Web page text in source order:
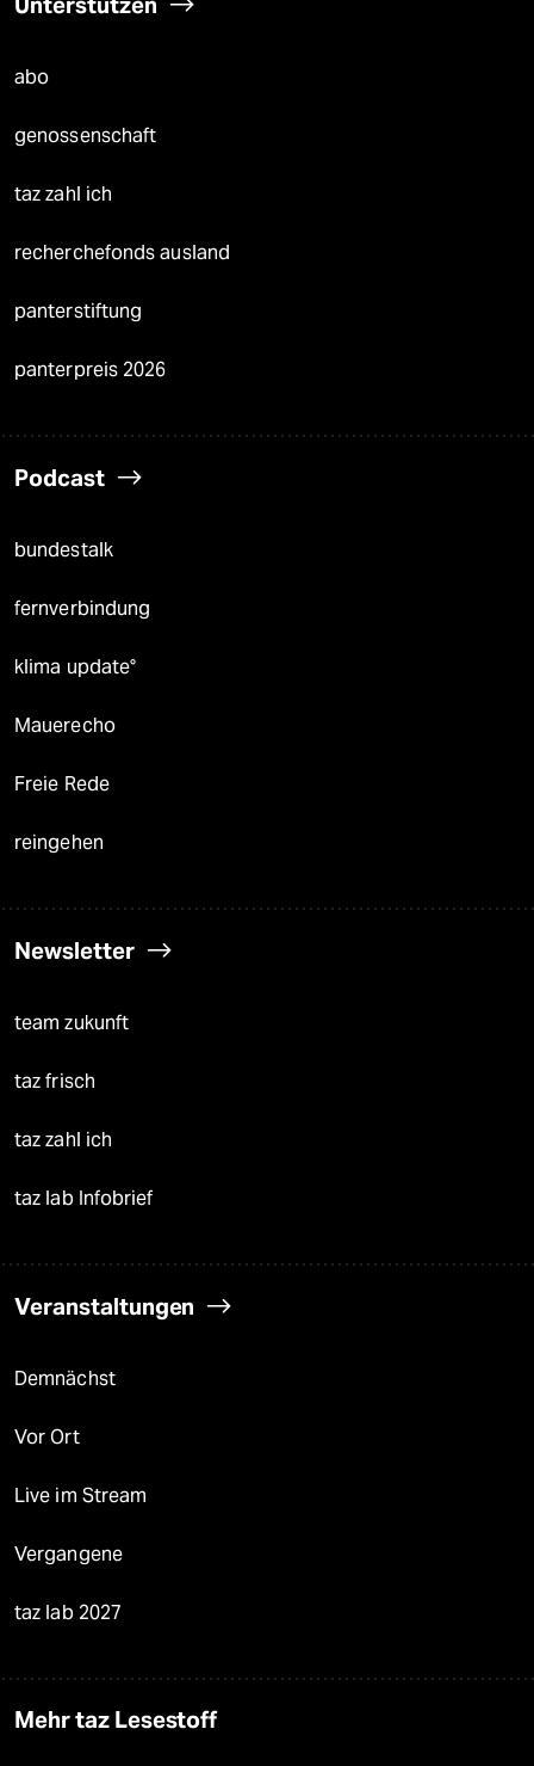
abo
genossenschaft
taz zahl ich
recherchefonds ausland
panterstiftung
panterpreis 2026
Podcast
bundestalk
fernverbindung
klima update°
Mauerecho
Freie Rede
reingehen
Newsletter
team zukunft
taz frisch
taz zahl ich
taz lab Infobrief
Veranstaltungen
Demnächst
Vor Ort
Live im Stream
Vergangene
taz lab 2027
Mehr taz Lesestoff